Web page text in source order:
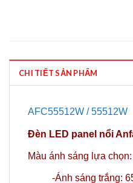
CHI TIẾT SẢN PHẨM
AFC55512W / 55512W
Đèn LED panel nổi
Màu ánh sáng lựa chọn:
-Ánh sáng trắng: